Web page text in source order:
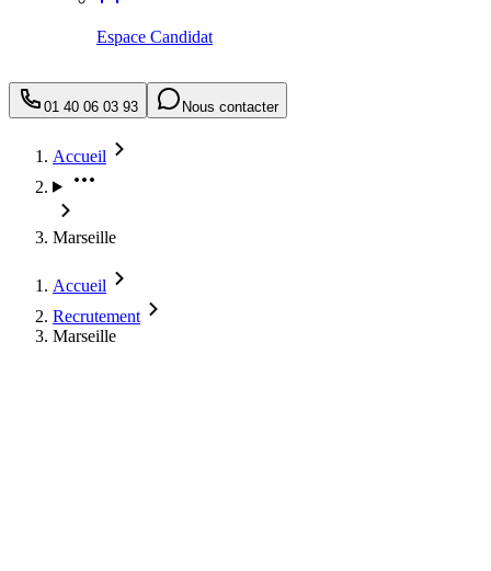
Espace Candidat
01 40 06 03 93 Nous contacter
Accueil
Marseille
Accueil
Recrutement
Marseille